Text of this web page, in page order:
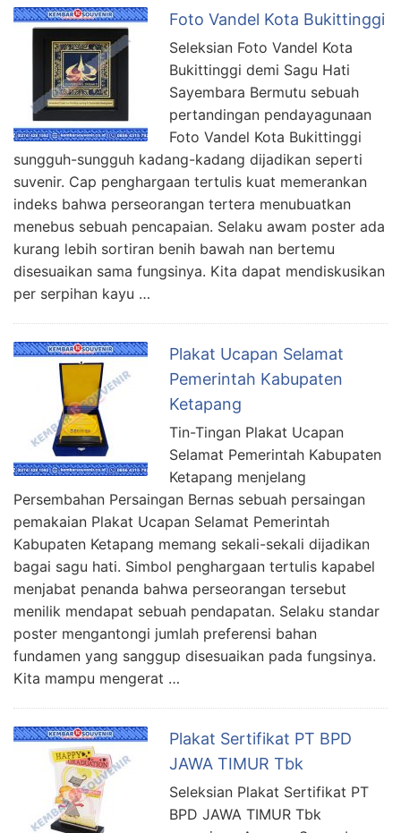
Foto Vandel Kota Bukittinggi
Seleksian Foto Vandel Kota
Bukittinggi demi Sagu Hati
Sayembara Bermutu sebuah
pertandingan pendayagunaan
Foto Vandel Kota Bukittinggi
sungguh-sungguh kadang-kadang dijadikan seperti
suvenir. Cap penghargaan tertulis kuat memerankan
indeks bahwa perseorangan tertera menubuatkan
menebus sebuah pencapaian. Selaku awam poster ada
kurang lebih sortiran benih bawah nan bertemu
disesuaikan sama fungsinya. Kita dapat mendiskusikan
per serpihan kayu …
Plakat Ucapan Selamat
Pemerintah Kabupaten
Ketapang
Tin-Tingan Plakat Ucapan
Selamat Pemerintah Kabupaten
Ketapang menjelang
Persembahan Persaingan Bernas sebuah persaingan
pemakaian Plakat Ucapan Selamat Pemerintah
Kabupaten Ketapang memang sekali-sekali dijadikan
bagai sagu hati. Simbol penghargaan tertulis kapabel
menjabat penanda bahwa perseorangan tersebut
menilik mendapat sebuah pendapatan. Selaku standar
poster mengantongi jumlah preferensi bahan
fundamen yang sanggup disesuaikan pada fungsinya.
Kita mampu mengerat …
Plakat Sertifikat PT BPD
JAWA TIMUR Tbk
Seleksian Plakat Sertifikat PT
BPD JAWA TIMUR Tbk